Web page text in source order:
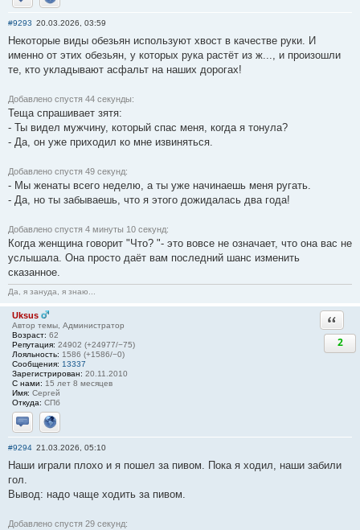
Отправить личное сообщение
Сайт
#9293 20.03.2026, 03:59
Некоторые виды обезьян используют хвост в качестве руки. И
именно от этих обезьян, у которых рука растёт из ж..., и произошли
те, кто укладывают асфальт на наших дорогах!
Добавлено спустя 44 секунды:
Теща спрашивает зятя:
- Ты видел мужчину, который спас меня, когда я тонула?
- Да, он уже приходил ко мне извиняться.
Добавлено спустя 49 секунд:
- Мы женаты всего неделю, а ты уже начинаешь меня ругать.
- Да, но ты забываешь, что я этого дожидалась два года!
Добавлено спустя 4 минуты 10 секунд:
Когда женщина говорит "Что? "- это вовсе не означает, что она вас не
услышала. Она просто даёт вам последний шанс изменить
сказанное.
Да, я зануда, я знаю...
Uksus
Автор темы, Администратор
Возраст: 62
Репутация: 24902 (+24977/−75)
Лояльность: 1586 (+1586/−0)
Сообщения: 13337
Зарегистрирован: 20.11.2010
С нами: 15 лет 8 месяцев
Имя: Сергей
Откуда: СПб
Отправить личное сообщение
Сайт
2
#9294 21.03.2026, 05:10
Наши играли плохо и я пошел за пивом. Пока я ходил, наши забили
гол.
Вывод: надо чаще ходить за пивом.
Добавлено спустя 29 секунд: